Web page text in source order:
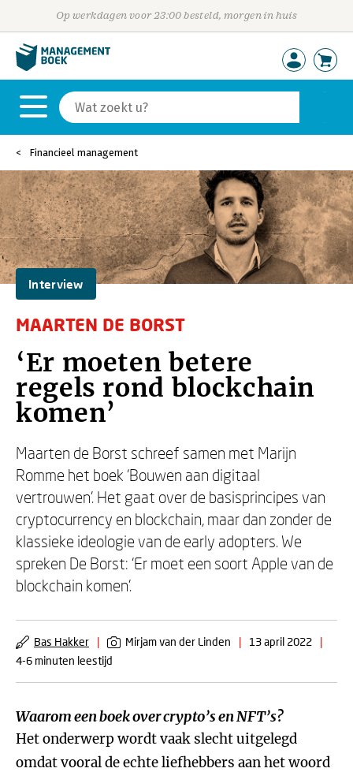
Op werkdagen voor 23:00 besteld, morgen in huis
Financieel management
Interview
MAARTEN DE BORST
‘Er moeten betere
regels rond blockchain
komen’
Maarten de Borst schreef samen met Marijn
Romme het boek ‘Bouwen aan digitaal
vertrouwen’. Het gaat over de basisprincipes van
cryptocurrency en blockchain, maar dan zonder de
klassieke ideologie van de early adopters. We
spreken De Borst: ‘Er moet een soort Apple van de
blockchain komen’.
Bas Hakker | Mirjam van der Linden | 13 april 2022
|
4-6 minuten leestijd
Waarom een boek over crypto’s en NFT’s?
Het onderwerp wordt vaak slecht uitgelegd
omdat vooral de echte liefhebbers aan het woord